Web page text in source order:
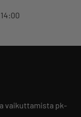
vaikuttamista pk-